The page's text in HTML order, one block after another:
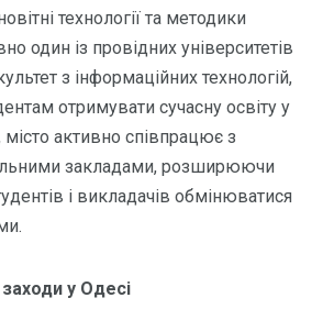
технології та методики
один із провідних університетів
з інформаційних технологій,
отримувати сучасну освіту у
місто активно співпрацює з
закладами, розширюючи
і викладачів обмінюватися
заходи у Одесі